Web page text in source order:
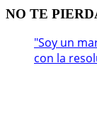
NO TE
"Soy un
con la